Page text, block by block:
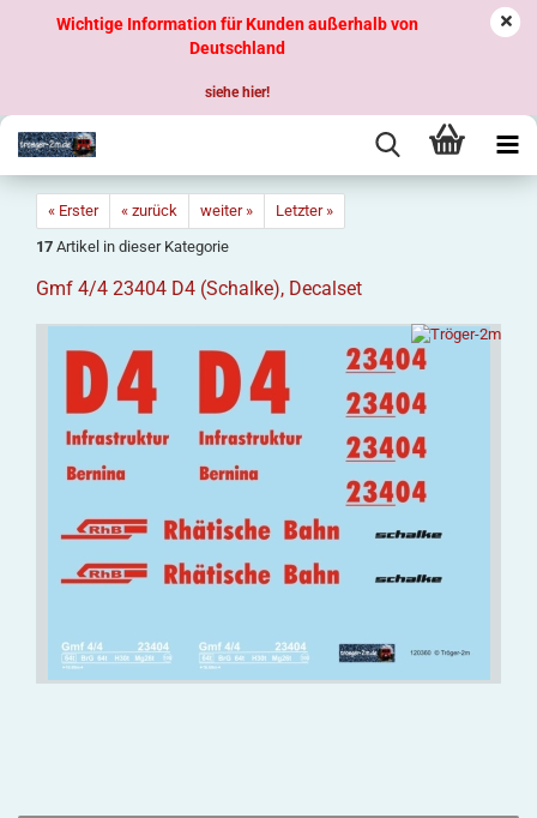
Wichtige Information für Kunden außerhalb von
Deutschland
siehe hier!
« Erster « zurück weiter »
Letzter »
17 Artikel in dieser Kategorie
Gmf 4/4 23404 D4 (Schalke), Decalset